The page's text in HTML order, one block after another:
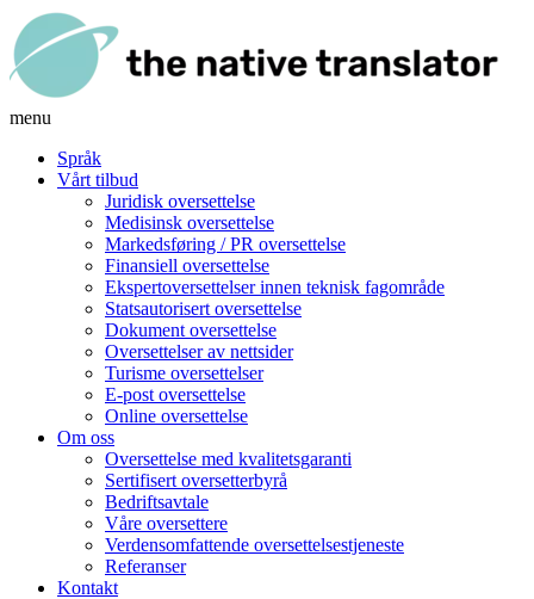
menu
Språk
Vårt tilbud
Juridisk oversettelse
Medisinsk oversettelse
Markedsføring / PR oversettelse
Finansiell oversettelse
Ekspertoversettelser innen teknisk fagområde
Statsautorisert oversettelse
Dokument oversettelse
Oversettelser av nettsider
Turisme oversettelser
E-post oversettelse
Online oversettelse
Om oss
Oversettelse med kvalitetsgaranti
Sertifisert oversetterbyrå
Bedriftsavtale
Våre oversettere
Verdensomfattende oversettelsestjeneste
Referanser
Kontakt